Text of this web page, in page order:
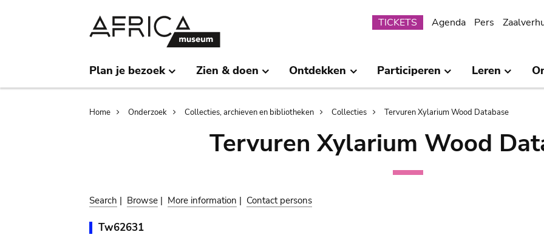
Submenu
TICKETS Agenda Pers
Plan je bezoek Zien & doen Ontdekken Participeren Leren
Breadcrumb
Home Onderzoek Collecties, archieven en bibliotheken Collecties Tervuren Xylarium Wood Database
Tervuren Xylarium Wood
Search | Browse | More information | Contact persons
Tw62631